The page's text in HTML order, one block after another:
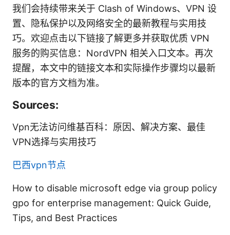
我们会持续带来关于 Clash of Windows、VPN 设
置、隐私保护以及网络安全的最新教程与实用技
巧。欢迎点击以下链接了解更多并获取优质 VPN
服务的购买信息：NordVPN 相关入口文本。再次
提醒，本文中的链接文本和实际操作步骤均以最新
版本的官方文档为准。
Sources:
Vpn无法访问维基百科：原因、解决方案、最佳
VPN选择与实用技巧
巴西vpn节点
How to disable microsoft edge via group policy
gpo for enterprise management: Quick Guide,
Tips, and Best Practices